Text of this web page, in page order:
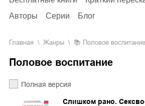
Авторы
Серии Блог
Главная Жанры Половое воспитание
Половое воспитание
Полная версия
Слишком рано.